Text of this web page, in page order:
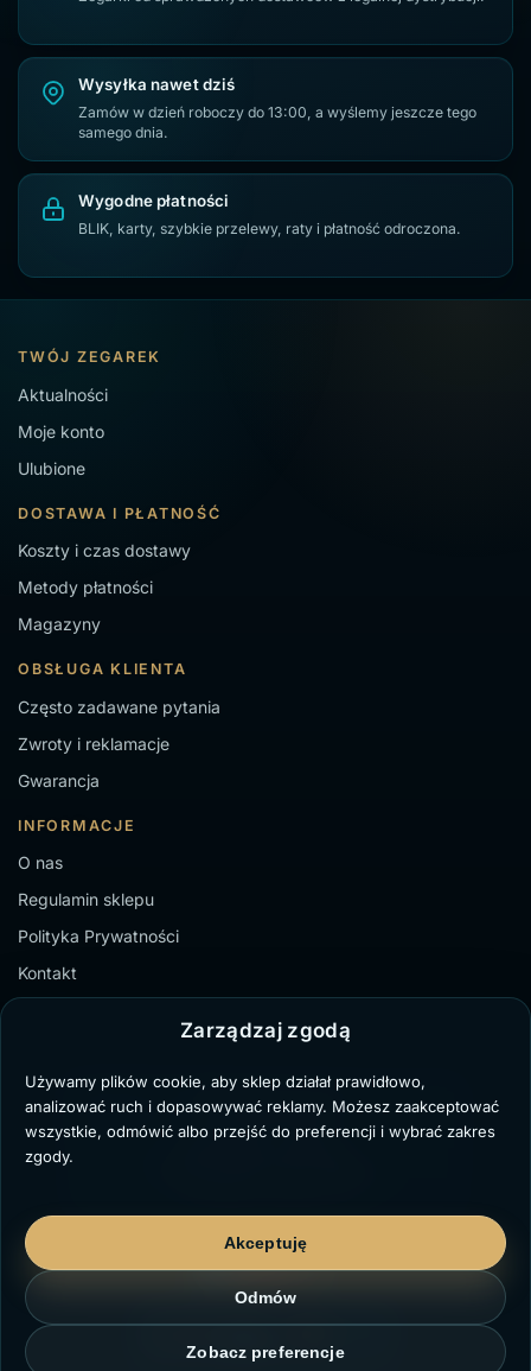
Zarządzaj zgodą
Używamy plików cookie, aby sklep działał prawidłowo,
analizować ruch i dopasowywać reklamy. Możesz zaakceptować
wszystkie, odmówić albo przejść do preferencji i wybrać zakres
zgody.
Akceptuję
Odmów
Zobacz preferencje
Wysyłka nawet dziś
Zamów w dzień roboczy do 13:00, a wyślemy jeszcze tego
samego dnia.
Wygodne płatności
BLIK, karty, szybkie przelewy, raty i płatność odroczona.
TWÓJ ZEGAREK
Aktualności
Moje konto
Ulubione
DOSTAWA I PŁATNOŚĆ
Koszty i czas dostawy
Metody płatności
Magazyny
OBSŁUGA KLIENTA
Często zadawane pytania
Zwroty i reklamacje
Gwarancja
INFORMACJE
O nas
Regulamin sklepu
Polityka Prywatności
Kontakt
TZ Paweł Bochenek
NIP: 6431711329